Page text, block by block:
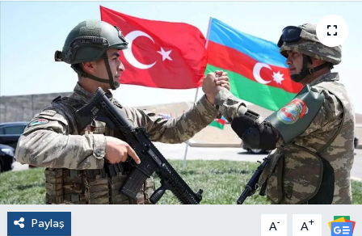
Paylaş A- A+